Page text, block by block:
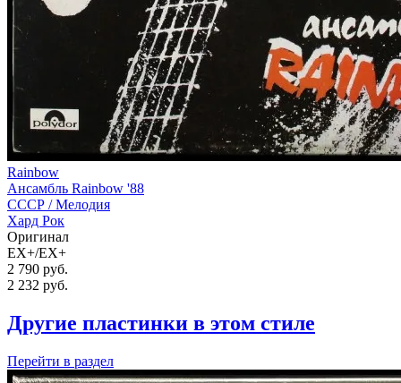
Rainbow
Ансамбль Rainbow '88
СССР /Мелодия
Хард Рок
Оригинал
EX+/EX+
2 790 руб.
2 232 руб.
Другие пластинки в этом стиле
Перейти в раздел